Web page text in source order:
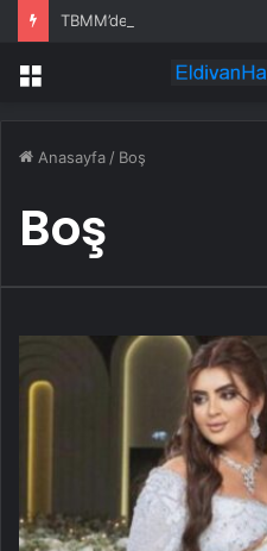
Menü
Anasayfa / Boş
Boş